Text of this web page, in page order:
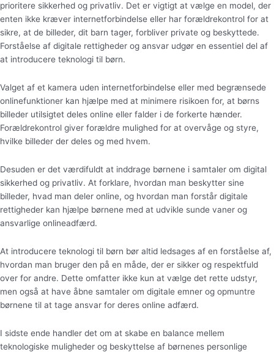
prioritere sikkerhed og privatliv. Det er vigtigt at vælge en model, der
enten ikke kræver internetforbindelse eller har forældrekontrol for at
sikre, at de billeder, dit barn tager, forbliver private og beskyttede.
Forståelse af digitale rettigheder og ansvar udgør en essentiel del af
at introducere teknologi til børn.
Valget af et kamera uden internetforbindelse eller med begrænsede
onlinefunktioner kan hjælpe med at minimere risikoen for, at børns
billeder utilsigtet deles online eller falder i de forkerte hænder.
Forældrekontrol giver forældre mulighed for at overvåge og styre,
hvilke billeder der deles og med hvem.
Desuden er det værdifuldt at inddrage børnene i samtaler om digital
sikkerhed og privatliv. At forklare, hvordan man beskytter sine
billeder, hvad man deler online, og hvordan man forstår digitale
rettigheder kan hjælpe børnene med at udvikle sunde vaner og
ansvarlige onlineadfærd.
At introducere teknologi til børn bør altid ledsages af en forståelse af,
hvordan man bruger den på en måde, der er sikker og respektfuld
over for andre. Dette omfatter ikke kun at vælge det rette udstyr,
men også at have åbne samtaler om digitale emner og opmuntre
børnene til at tage ansvar for deres online adfærd.
I sidste ende handler det om at skabe en balance mellem
teknologiske muligheder og beskyttelse af børnenes personlige